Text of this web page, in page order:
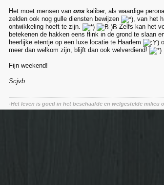
Het moet mensen van ons kaliber, als waardige
zelden ook nog gulle diensten bewijzen
, van het
ontwikkeling hoeft te zijn.
Zelfs kan het
betekenen de hakken eens flink in de grond te slaan
heerlijke etentje op een luxe locatie te Haarlem
meer dan welkom zijn, blijft dan ook welverdiend!
Fijn weekend!
Scjvb
-Het leven is goed in het beschaafde en welgestelde milieu